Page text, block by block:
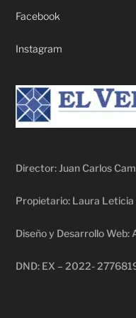
Facebook
Instagram
Director: Juan Carlos
Propietario: Laura Leticia
Diseño y Desarrollo Web:
DND: EX – 2022-